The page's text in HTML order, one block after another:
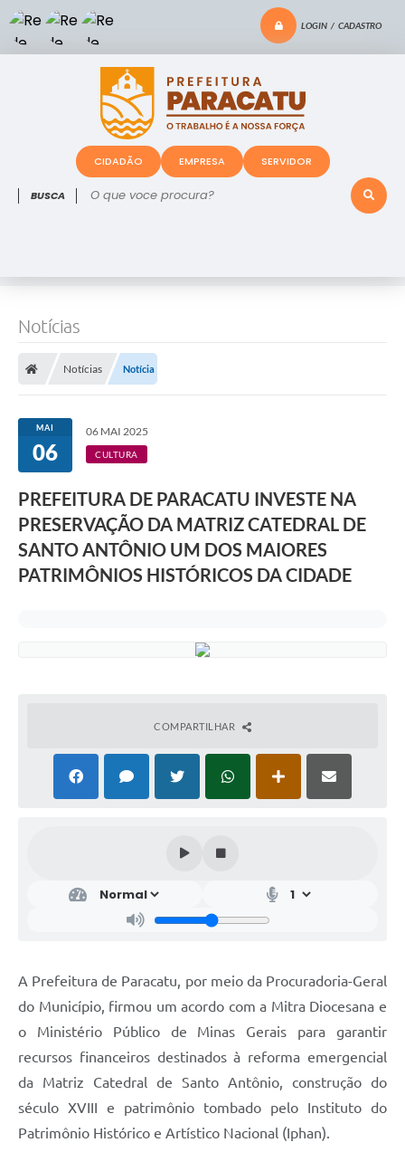
LOGIN / CADASTRO
O que voce procura?
CIDADÃO EMPRESA SERVIDOR
Notícias
Notícias Notícia
MAI
06
06 MAI 2025
CULTURA
PREFEITURA DE PARACATU INVESTE NA
PRESERVAÇÃO DA MATRIZ CATEDRAL DE
SANTO ANTÔNIO UM DOS MAIORES
PATRIMÔNIOS HISTÓRICOS DA CIDADE
COMPARTILHAR
A Prefeitura de Paracatu, por meio da Procuradoria-Geral
do Município, firmou um acordo com a Mitra Diocesana e
o Ministério Público de Minas Gerais para garantir
recursos financeiros destinados à reforma emergencial
da Matriz Catedral de Santo Antônio, construção do
século XVIII e patrimônio tombado pelo Instituto do
Patrimônio Histórico e Artístico Nacional (Iphan).